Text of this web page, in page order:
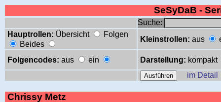
SeSyDaB -
Suche:
Hauptrollen: Übersicht
Folgen
Beides
Kleinstrollen: aus
Folgencodes: aus ein Darstellung: kompakt
im Detail
Chrissy Metz